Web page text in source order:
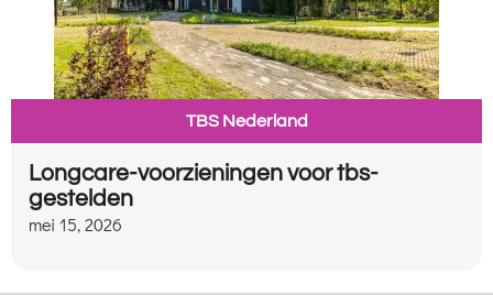
TBS Nederland
Longcare-voorzieningen voor tbs-
gestelden
mei 15, 2026